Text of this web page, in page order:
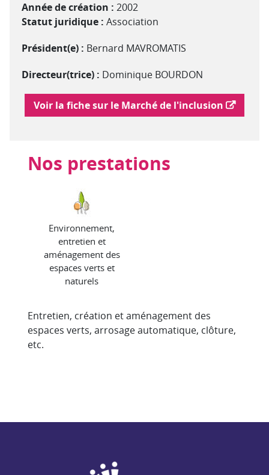
Année de création : 2002
Statut juridique : Association
Président(e) : Bernard MAVROMATIS
Directeur(trice) : Dominique BOURDON
Lien vers le marché de l'inclusion
Voir la fiche sur le Marché de l'inclusion
Nos prestations
Environnement,
entretien et
aménagement des
espaces verts et
naturels
Entretien, création et aménagement des
espaces verts, arrosage automatique, clôture,
etc.
- Agir ensemble pour l'insertion par l'activité